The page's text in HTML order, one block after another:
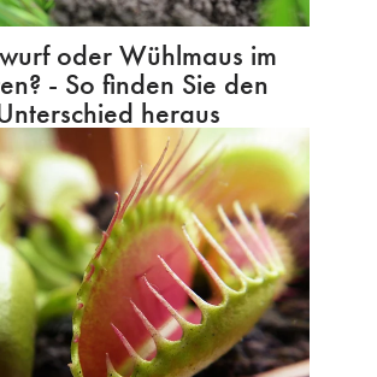
oder Wühlmaus im
- So finden Sie den
heraus